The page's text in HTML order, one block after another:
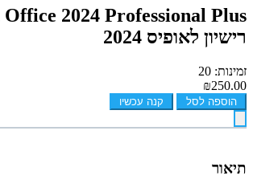
2024 Professional Plus
רישיון לאופיס 2024
זמינות: 20
₪250.00
הוספה לסל קנה עכשיו
תיאור